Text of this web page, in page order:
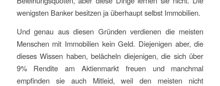
wenigsten Banker besitzen ja überhaupt selbst Immobilien.
Und genau aus diesen Gründen verdienen die meisten
Menschen mit Immobilien kein Geld. Diejenigen aber, die
dieses Wissen haben, belächeln diejenigen, die sich über
9% Rendite am Aktienmarkt freuen und manchmal
empfinden sie auch Mitleid, weil den meisten nicht